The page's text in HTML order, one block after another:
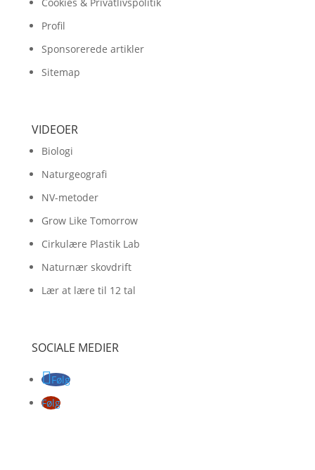
Profil
Sponsorerede artikler
Sitemap
VIDEOER
Biologi
Naturgeografi
NV-metoder
Grow Like Tomorrow
Cirkulære Plastik Lab
Naturnær skovdrift
Lær at lære til 12 tal
SOCIALE MEDIER
Følg
Følg